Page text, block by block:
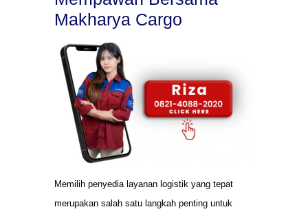
Makharya Cargo
Memilih penyedia layanan logistik yang tepat
merupakan salah satu langkah penting untuk